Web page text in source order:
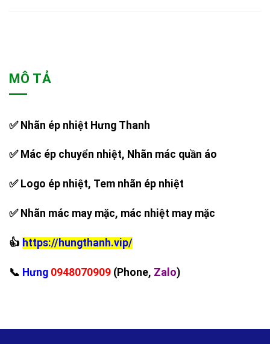
MÔ TẢ
✅ Nhãn ép nhiệt Hưng Thanh
✅ Mác ép chuyển nhiệt, Nhãn mác quần áo
✅ Logo ép nhiệt, Tem nhãn ép nhiệt
✅ Nhãn mác may mặc, mác nhiệt may mặc
👍 https://hungthanh.vip/
‪📞 Hưng 0948070909 (Phone, Zalo)